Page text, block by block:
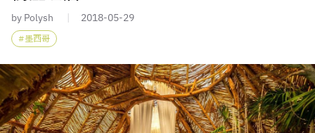
by Polysh 2018-05-29
墨西哥